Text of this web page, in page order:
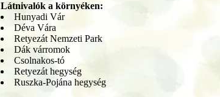
Látnivalók a környéken:
Hunyadi Vár
Déva Vára
Retyezát Nemzeti Park
Dák várromok
Csolnakos-tó
Retyezát hegység
Ruszka-Pojána hegység